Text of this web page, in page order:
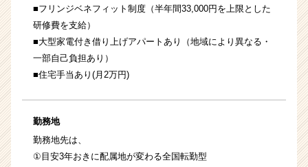
■フリンジベネフィット制度（半年間33,000円を上限とした
研修費を支給）
■大型家電付き借り上げアパートあり（地域により異なる・
一部自己負担あり）
■住宅手当あり(月2万円)
勤務地
勤務地先は、
①目安3年おきに配属地が変わる全国転勤型